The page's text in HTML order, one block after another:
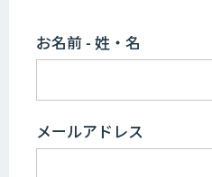
お名前 - 姓・名
メールアドレス